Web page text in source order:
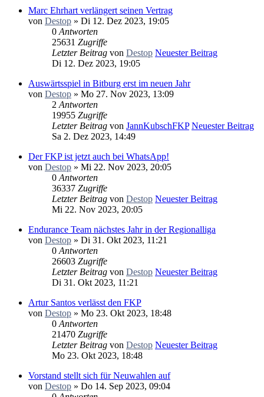
Marc Ehrhart verlängert seinen Vertrag
von Destop » Di 12. Dez 2023, 19:05
0 Antworten
25631 Zugriffe
Letzter Beitrag von Destop Neuester Beitrag
Di 12. Dez 2023, 19:05
Auswärtsspiel in Bitburg erst im neuen Jahr
von Destop » Mo 27. Nov 2023, 13:09
2 Antworten
19955 Zugriffe
Letzter Beitrag von JannKubschFKP Neuester Beitrag
Sa 2. Dez 2023, 14:49
Der FKP ist jetzt auch bei WhatsApp!
von Destop » Mi 22. Nov 2023, 20:05
0 Antworten
36337 Zugriffe
Letzter Beitrag von Destop Neuester Beitrag
Mi 22. Nov 2023, 20:05
Endurance Team nächstes Jahr in der Regionalliga
von Destop » Di 31. Okt 2023, 11:21
0 Antworten
26603 Zugriffe
Letzter Beitrag von Destop Neuester Beitrag
Di 31. Okt 2023, 11:21
Artur Santos verlässt den FKP
von Destop » Mo 23. Okt 2023, 18:48
0 Antworten
21470 Zugriffe
Letzter Beitrag von Destop Neuester Beitrag
Mo 23. Okt 2023, 18:48
Vorstand stellt sich für Neuwahlen auf
von Destop » Do 14. Sep 2023, 09:04